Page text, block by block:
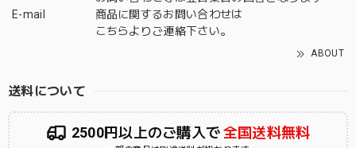
E-mail
商品に関するお問い合わせは
こちらよりご連絡下さい。
ABOUT
送料について
2500円以上のご購入で全国送料無料